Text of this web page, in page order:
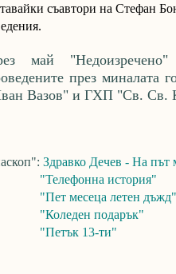
съавтори на Стефан
май
през миналата
Вазов" и ГХП "Св. Св.
Здравко Дечев - На път
"Телефонна история"
"Пет месеца летен дъжд"
"Коледен подарък"
"Петък 13-ти"